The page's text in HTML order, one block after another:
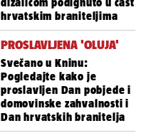
dizalicom podignuto u čast
hrvatskim braniteljima
PROSLAVLJENA 'OLUJA'
Svečano u Kninu:
Pogledajte kako je
proslavljen Dan pobjede i
domovinske zahvalnosti i
Dan hrvatskih branitelja